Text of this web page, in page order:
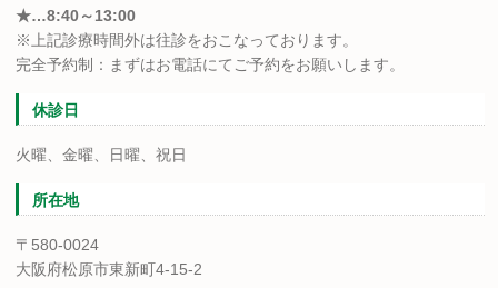
★…8:40～13:00
※上記診療時間外は往診をおこなっております。
完全予約制：まずはお電話にてご予約をお願いします。
休診日
火曜、金曜、日曜、祝日
所在地
〒580-0024
大阪府松原市東新町4-15-2